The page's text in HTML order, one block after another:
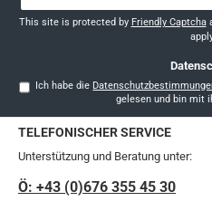
*
This site is protected by Friendly Captcha
Ich habe die
gelesen und bin mit
TELEFONISCHER SERVICE
Unterstützung und Beratung unter:
Ö: +43 (0)676 355 45 30